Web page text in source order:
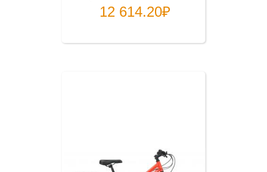
12 614.20₽